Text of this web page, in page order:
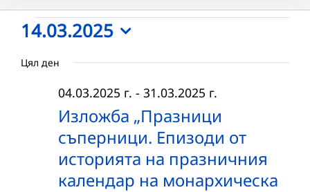
Събития
for
14.03.2025
14.03.2025
date.
Цял ден
Изложба „Празници
съперници. Епизоди от
историята на празничния
календар на монархическа
04.03.2025 г. - 31.03.2025 г.